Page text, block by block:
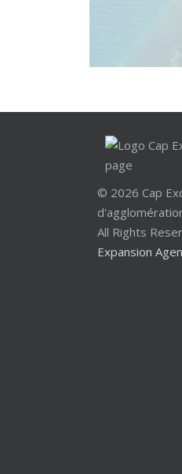
© 2026 Cap
All Rights
Expansion